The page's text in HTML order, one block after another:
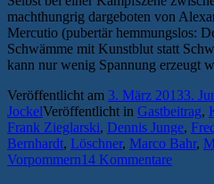
machthungrig dargeboten von
Mercutio (pubertär hemmungslos:
Schwämme mit Kunstblut statt
kann nur wenig Spannung erzeugt
Veröffentlicht am 3. März 20133.
JockelVeröffentlicht in Gastbeitrag,
Frank Zieglarski, Dennis Junge,
Bernhardt, Löschner, Marco Bahr,
Vorpommern14 Kommentare